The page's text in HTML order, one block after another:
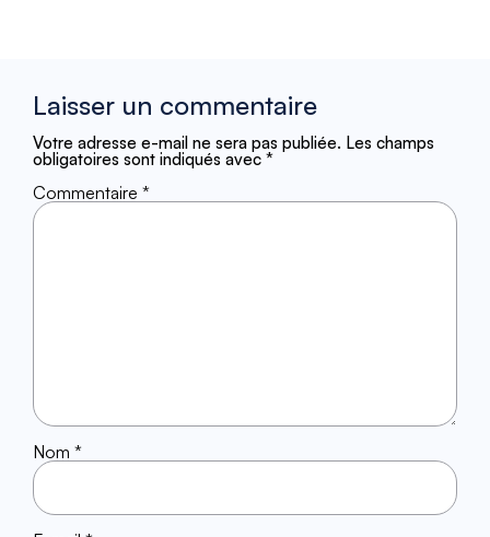
Laisser un commentaire
Votre adresse e-mail ne sera pas publiée. Les champs
obligatoires sont indiqués avec *
Commentaire *
Nom *